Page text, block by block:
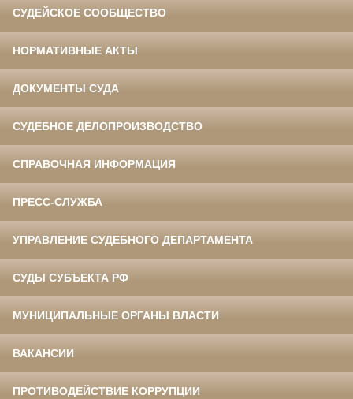
СУДЕЙСКОЕ СООБЩЕСТВО
НОРМАТИВНЫЕ АКТЫ
ДОКУМЕНТЫ СУДА
СУДЕБНОЕ ДЕЛОПРОИЗВОДСТВО
СПРАВОЧНАЯ ИНФОРМАЦИЯ
ПРЕСС-СЛУЖБА
УПРАВЛЕНИЕ СУДЕБНОГО ДЕПАРТАМЕНТА
СУДЫ СУБЪЕКТА РФ
МУНИЦИПАЛЬНЫЕ ОРГАНЫ ВЛАСТИ
ВАКАНСИИ
ПРОТИВОДЕЙСТВИЕ КОРРУПЦИИ